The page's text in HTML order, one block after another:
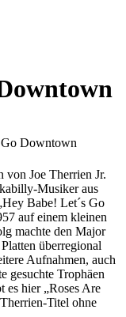
Downtown
von Joe Therrien Jr.
Musiker aus
Babe! Let´s Go
auf einem kleinen
machte den Major
überregional
Aufnahmen, auch
gesuchte Trophäen
hier „Roses Are
Titel ohne